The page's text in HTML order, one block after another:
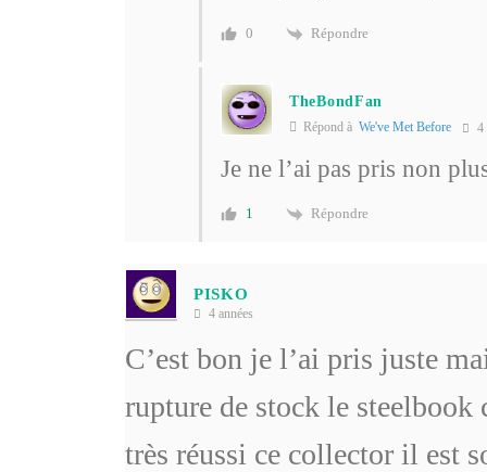
0 Répondre
TheBondFan
Répond à We've Met Before 4
Je ne l’ai pas pris non
1 Répondre
PISKO
4 années
C’est bon je l’ai pris juste
rupture de stock le
très réussi ce collector il est